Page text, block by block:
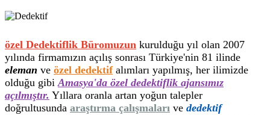
özel Dedektiflik Büromuzun kurulduğu yıl olan 2007
yılında firmamızın açılış sonrası Türkiye'nin 81 ilinde
eleman ve özel dedektifalımları yapılmış, her ilimizde
olduğu gibi Amasya'da özel dedektiflik ajansımız
açılmıştır. Yıllara oranla artan yoğun talepler
doğrultusunda araştırma çalışmaları ve dedektif